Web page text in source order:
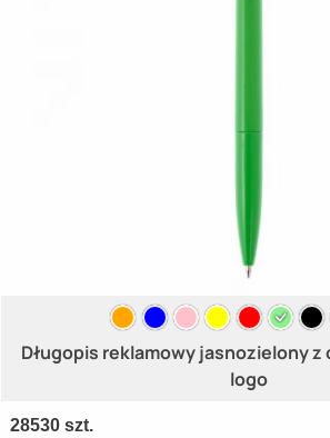
Długopis reklamowy jasnozielony z
logo
28530 szt.